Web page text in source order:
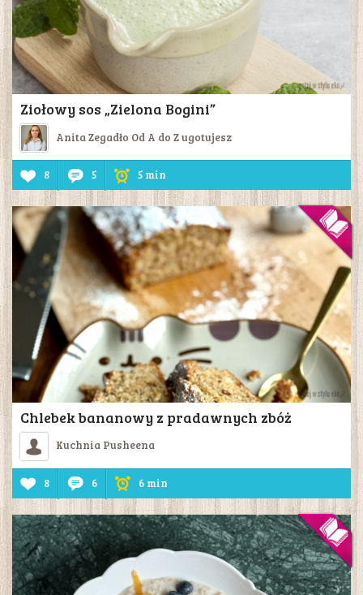
Ziołowy sos „Zielona Bogini”
Anita Zegadło Od A do Z ugotujesz
8 5 5 min
Chlebek bananowy z pradawnych zbóż
Kuchnia Pusheena
8 6 6 min